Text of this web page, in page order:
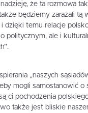
że ta rozmowa
będziemy zarażali tą
dzięki temu relacje
politycznym, ale i
„naszych
mogli samostanowić
ci pochodzenia
także jest bliskie